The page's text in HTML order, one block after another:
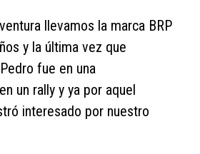
llevamos la marca BRP
y la última vez que
fue en una
un rally y ya por aquel
interesado por nuestro